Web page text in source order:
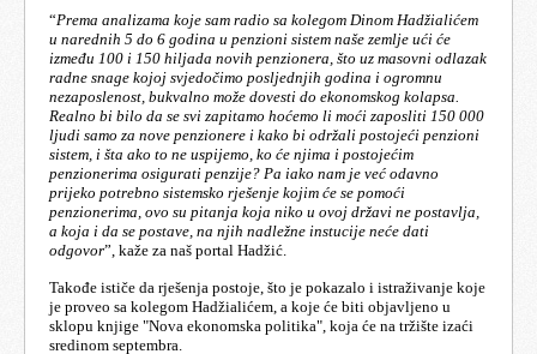
“Prema analizama koje sam radio sa kolegom Dinom Hadžialićem
u narednih 5 do 6 godina u penzioni sistem naše zemlje ući će
između 100 i 150 hiljada novih penzionera, što uz masovni odlazak
radne snage kojoj svjedočimo posljednjih godina i ogromnu
nezaposlenost, bukvalno može dovesti do ekonomskog kolapsa.
Realno bi bilo da se svi zapitamo hoćemo li moći zaposliti 150 000
ljudi samo za nove penzionere i kako bi održali postojeći penzioni
sistem, i šta ako to ne uspijemo, ko će njima i postojećim
penzionerima osigurati penzije? Pa iako nam je već odavno
prijeko potrebno sistemsko rješenje kojim će se pomoći
penzionerima, ovo su pitanja koja niko u ovoj državi ne postavlja,
a koja i da se postave, na njih nadležne instucije neće dati
odgovor”, kaže za naš portal Hadžić.
Takođe ističe da rješenja postoje, što je pokazalo i istraživanje koje
je proveo sa kolegom Hadžialićem, a koje će biti objavljeno u
sklopu knjige "Nova ekonomska politika", koja će na tržište izaći
sredinom septembra.